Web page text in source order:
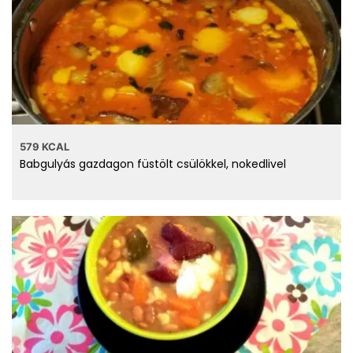
telített zsírsav 4.371 g
egyszeresen telített
zsírsav
6.143 g
többszörösen telített
zsírsav
1.746 g
9 mg
Vas 1.37 mg
Magnézium 17 mg
Foszfor 207 mg
Nátrium 988 mg
Cink 2.72 mg
579 KCAL
Babgulyás gazdagon füstölt csülökkel, nokedlivel